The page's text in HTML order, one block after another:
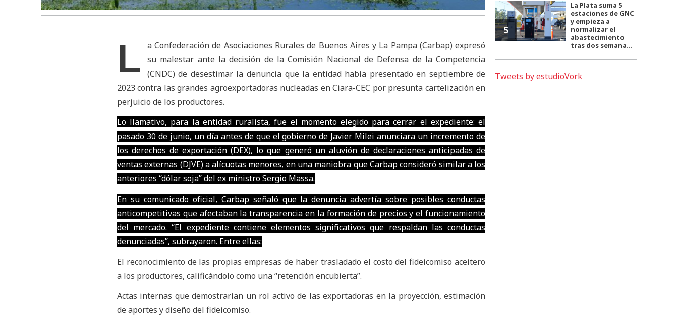
L
a Confederación de Asociaciones Rurales de Buenos Aires y La Pampa (Carbap) expresó
su malestar ante la decisión de la Comisión Nacional de Defensa de la Competencia
(CNDC) de desestimar la denuncia que la entidad había presentado en septiembre de
2023 contra las grandes agroexportadoras nucleadas en Ciara-CEC por presunta cartelización en
perjuicio de los productores.
Lo llamativo, para la entidad ruralista, fue el momento elegido para cerrar el expediente: el
pasado 30 de junio, un día antes de que el gobierno de Javier Milei anunciara un incremento de
los derechos de exportación (DEX), lo que generó un aluvión de declaraciones anticipadas de
ventas externas (DJVE) a alícuotas menores, en una maniobra que Carbap consideró similar a los
anteriores “dólar soja” del ex ministro Sergio Massa.
En su comunicado oficial, Carbap señaló que la denuncia advertía sobre posibles conductas
anticompetitivas que afectaban la transparencia en la formación de precios y el funcionamiento
del mercado. “El expediente contiene elementos significativos que respaldan las conductas
denunciadas”, subrayaron. Entre ellas:
El reconocimiento de las propias empresas de haber trasladado el costo del fideicomiso aceitero
a los productores, calificándolo como una “retención encubierta”.
Actas internas que demostrarían un rol activo de las exportadoras en la proyección, estimación
de aportes y diseño del fideicomiso.
5
La Plata suma 5
estaciones de GNC
y empieza a
normalizar el
abastecimiento
tras dos semana...
Tweets by estudioVork